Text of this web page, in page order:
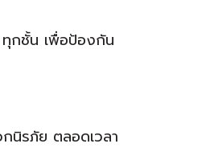
กชั้น เพื่อป้องกัน
นิรภัย ตลอดเวลา